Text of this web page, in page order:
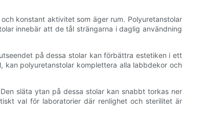
konstant aktivitet som äger rum. Polyuretanstolar
innebär att de tål strängarna i daglig användning
på dessa stolar kan förbättra estetiken i ett
polyuretanstolar komplettera alla labbdekor och
släta ytan på dessa stolar kan snabbt torkas ner
val för laboratorier där renlighet och sterilitet är